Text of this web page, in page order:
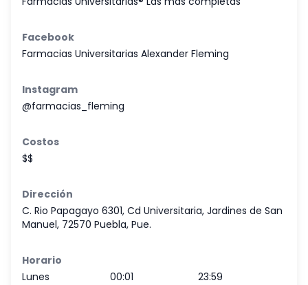
Farmacias Universitarias® Las más completas
Facebook
Farmacias Universitarias Alexander Fleming
Instagram
@farmacias_fleming
Costos
$$
Dirección
C. Rio Papagayo 6301, Cd Universitaria, Jardines de San
Manuel, 72570 Puebla, Pue.
Horario
Lunes
00:01
23:59